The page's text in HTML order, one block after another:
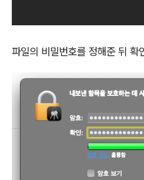
파일의 비밀번호를 정해준 뒤 확